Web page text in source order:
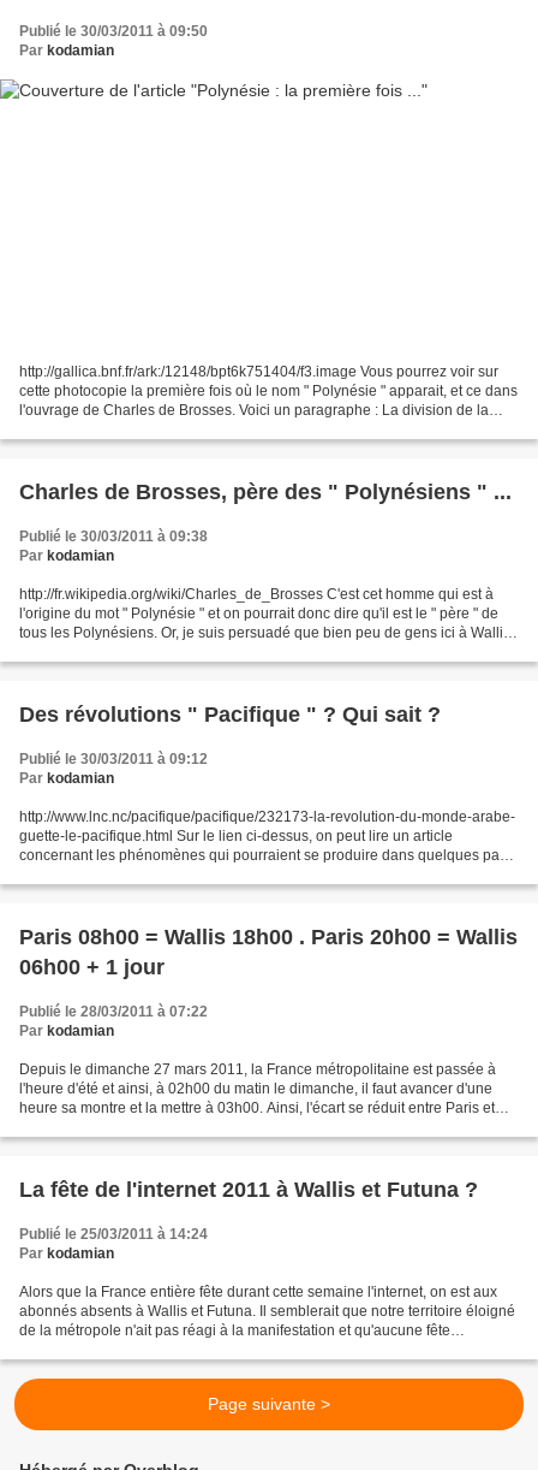
Publié le 30/03/2011 à 09:50
Par kodamian
http://gallica.bnf.fr/ark:/12148/bpt6k751404/f3.image Vous pourrez voir sur
cette photocopie la première fois où le nom " Polynésie " apparait, et ce dans
l'ouvrage de Charles de Brosses. Voici un paragraphe : La division de la
Charles de Brosses, père des " Polynésiens " ...
Publié le 30/03/2011 à 09:38
Par kodamian
http://fr.wikipedia.org/wiki/Charles_de_Brosses C'est cet homme qui est à
l'origine du mot " Polynésie " et on pourrait donc dire qu'il est le " père " de
tous les Polynésiens. Or, je suis persuadé que bien peu de gens ici à Wallis
Des révolutions " Pacifique " ? Qui sait ?
Publié le 30/03/2011 à 09:12
Par kodamian
http://www.lnc.nc/pacifique/pacifique/232173-la-revolution-du-monde-arabe-
guette-le-pacifique.html Sur le lien ci-dessus, on peut lire un article
concernant les phénomènes qui pourraient se produire dans quelques pays
Paris 08h00 = Wallis 18h00 . Paris 20h00 = Wallis
06h00 + 1 jour
Publié le 28/03/2011 à 07:22
Par kodamian
Depuis le dimanche 27 mars 2011, la France métropolitaine est passée à
l'heure d'été et ainsi, à 02h00 du matin le dimanche, il faut avancer d'une
heure sa montre et la mettre à 03h00. Ainsi, l'écart se réduit entre Paris et
La fête de l'internet 2011 à Wallis et Futuna ?
Publié le 25/03/2011 à 14:24
Par kodamian
Alors que la France entière fête durant cette semaine l'internet, on est aux
abonnés absents à Wallis et Futuna. Il semblerait que notre territoire éloigné
de la métropole n'ait pas réagi à la manifestation et qu'aucune fête
Page suivante >